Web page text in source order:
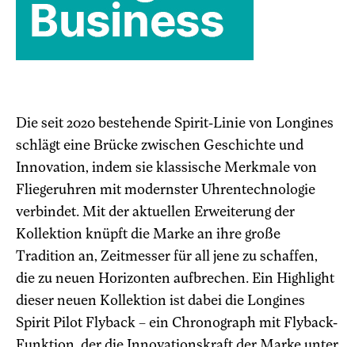
Die seit 2020 bestehende Spirit-Linie von Longines
schlägt eine Brücke zwischen Geschichte und
Innovation, indem sie klassische Merkmale von
Fliegeruhren mit modernster Uhrentechnologie
verbindet. Mit der aktuellen Erweiterung der
Kollektion knüpft die Marke an ihre große
Tradition an, Zeitmesser für all jene zu schaffen,
die zu neuen Horizonten aufbrechen. Ein Highlight
dieser neuen Kollektion ist dabei die Longines
Spirit Pilot Flyback – ein Chronograph mit Flyback-